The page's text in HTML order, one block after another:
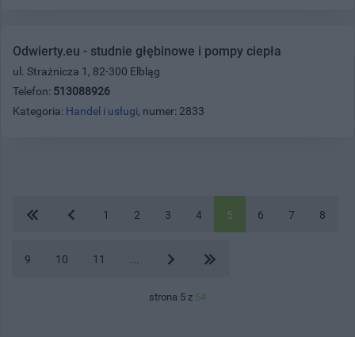
Odwierty.eu - studnie głębinowe i pompy ciepła
ul. Strażnicza 1, 82-300 Elbląg
Telefon: 513088926
Kategoria: Handel i usługi, numer: 2833
1 2 3 4 5 6 7 8
9 10 11
strona 5 z 54